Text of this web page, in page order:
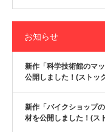
お知らせ
新作「科学技術館のマ
公開しました！(ストッ
新作「バイクショップ
材を公開しました！(ス